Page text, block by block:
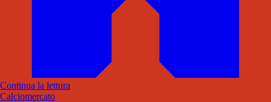
Continua la lettura
Calciomercato